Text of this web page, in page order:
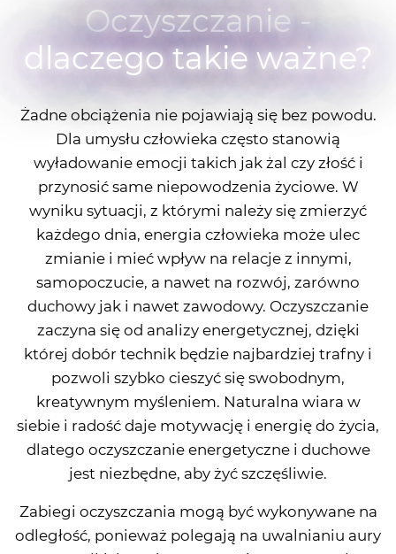
Oczyszczanie -
dlaczego takie ważne?
Żadne obciążenia nie pojawiają się bez powodu.
Dla umysłu człowieka często stanowią
wyładowanie emocji takich jak żal czy złość i
przynosić same niepowodzenia życiowe. W
wyniku sytuacji, z którymi należy się zmierzyć
każdego dnia, energia człowieka może ulec
zmianie i mieć wpływ na relacje z innymi,
samopoczucie, a nawet na rozwój, zarówno
duchowy jak i nawet zawodowy. Oczyszczanie
zaczyna się od analizy energetycznej, dzięki
której dobór technik będzie najbardziej trafny i
pozwoli szybko cieszyć się swobodnym,
kreatywnym myśleniem. Naturalna wiara w
siebie i radość daje motywację i energię do życia,
dlatego oczyszczanie energetyczne i duchowe
jest niezbędne, aby żyć szczęśliwie.
Zabiegi oczyszczania mogą być wykonywane na
odległość, ponieważ polegają na uwalnianiu aury